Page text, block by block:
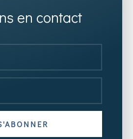
en contact